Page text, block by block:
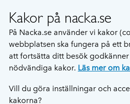
Kakor på nacka.se
På Nacka.se använder vi kakor
webbplatsen ska fungera på ett
att fortsätta ditt besök
nödvändiga kakor. Läs mer om
Vill du göra inställningar och
kakorna?